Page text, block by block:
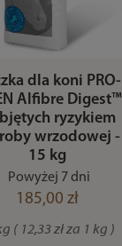
dla koni PRO-
Alfibre Digest™
ryzykiem
wrzodowej -
15 kg
Powyżej 7 dni
185,00 zł
( 12,33 zł za 1 kg )